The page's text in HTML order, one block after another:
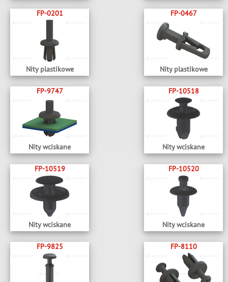
FP-0201
Nity plastikowe
FP-0467
Nity plastikowe
FP-9747
Nity wciskane
FP-10518
Nity wciskane
FP-10519
Nity wciskane
FP-10520
Nity wciskane
FP-9825 FP-8110